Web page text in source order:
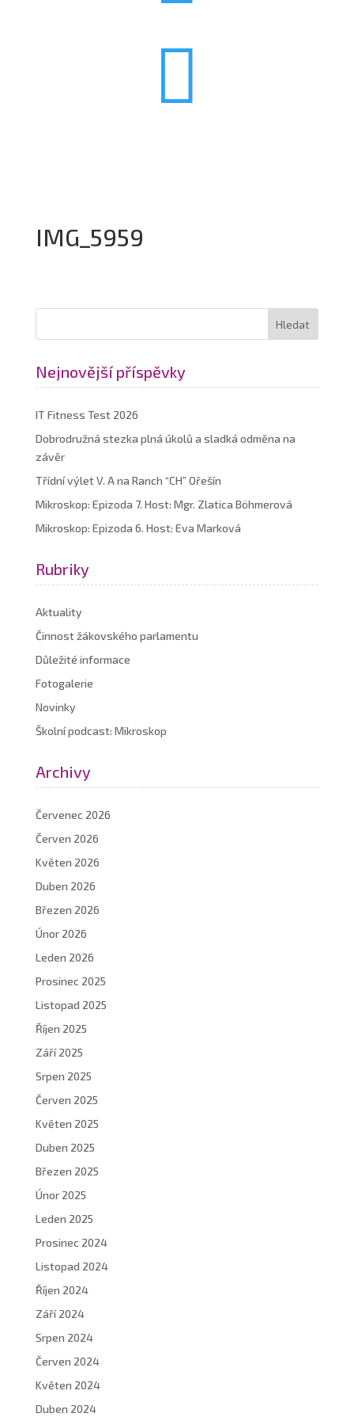

IMG_5959
Nejnovější příspěvky
IT Fitness Test 2026
Dobrodružná stezka plná úkolů a sladká odměna na
závěr
Třídní výlet V. A na Ranch “CH” Ořešín
Mikroskop: Epizoda 7. Host: Mgr. Zlatica Böhmerová
Mikroskop: Epizoda 6. Host: Eva Marková
Rubriky
Aktuality
Činnost žákovského parlamentu
Důležité informace
Fotogalerie
Novinky
Školní podcast: Mikroskop
Archivy
Červenec 2026
Červen 2026
Květen 2026
Duben 2026
Březen 2026
Únor 2026
Leden 2026
Prosinec 2025
Listopad 2025
Říjen 2025
Září 2025
Srpen 2025
Červen 2025
Květen 2025
Duben 2025
Březen 2025
Únor 2025
Leden 2025
Prosinec 2024
Listopad 2024
Říjen 2024
Září 2024
Srpen 2024
Červen 2024
Květen 2024
Duben 2024